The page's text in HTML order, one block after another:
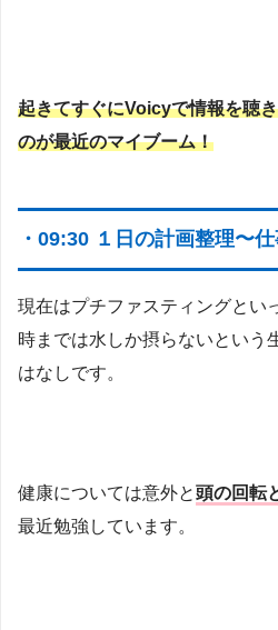
起きてすぐにVoicyで情報を聴
のが最近のマイブーム！
・09:30 １日の計画整理〜
現在はプチファスティングとい
時までは水しか摂らないという
はなしです。
健康については意外と頭の回転
最近勉強しています。